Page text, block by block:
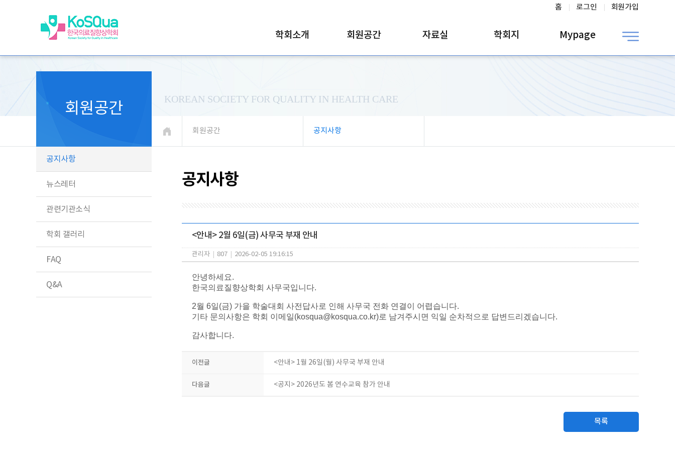
홈 로그인 회원가입
학회소개 회원공간 자료실 학회지 Mypage
KOREAN SOCIETY FOR QUALITY IN HEALTH CARE
회원공간 공지사항
회원공간
공지사항
뉴스레터
관련기관소식
학회 갤러리
FAQ
Q&A
공지사항
<안내> 2월 6일(금) 사무국 부재 안내
관리자 807 2026-02-05 19:16:15
안녕하세요.
한국의료질향상학회 사무국입니다.
2월 6일(금) 가을 학술대회 사전답사로 인해 사무국 전화 연결이 어렵습니다.
기타 문의사항은 학회 이메일(kosqua@kosqua.co.kr)로 남겨주시면 익일 순차적으로 답변드리겠습니다.
감사합니다.
이전글 <안내> 1월 26일(월) 사무국 부재 안내
다음글 <공지> 2026년도 봄 연수교육 참가 안내
목록